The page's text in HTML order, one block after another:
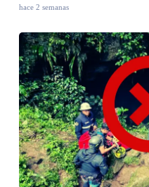
hace 2 semanas